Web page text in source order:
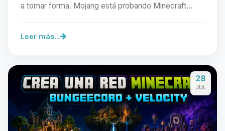
a tomar forma. Mojang está probando Minecraft…
Leer más...
28
JUL
Yupi, por fin alguien con quien
hablar! Soy Choupy, tu pequeno
asistente de BoxToPlay. Cuentame
que necesitas y moveré mis
pequenos circuitos para ayudarte.
09/08/2026 10:00